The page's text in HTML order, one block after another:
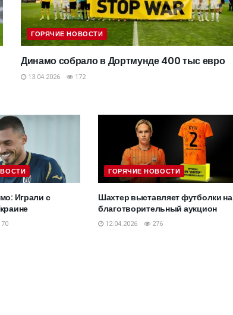
ГОРЯЧИЕ НОВОСТИ
Динамо собрало в Дортмунде 400 тыс евро
13.04.2026 172
Играли с
ГОРЯЧИЕ НОВОСТИ
Шахтер выставляет футболки на
благотворительный аукцион
12.04.2026 276